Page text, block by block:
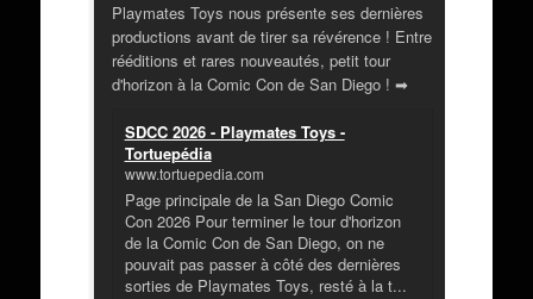
Playmates Toys nous présente ses dernières
productions avant de tirer sa révérence ! Entre
rééditions et rares nouveautés, petit tour
d'horizon à la Comic Con de San Diego ! ➡
SDCC 2026 - Playmates Toys -
Tortuepédia
www.tortuepedia.com
Page principale de la San Diego Comic
Con 2026 Pour terminer le tour d'horizon
de la Comic Con de San Diego, on ne
pouvait pas passer à côté des dernières
sorties de Playmates Toys, resté à la t...